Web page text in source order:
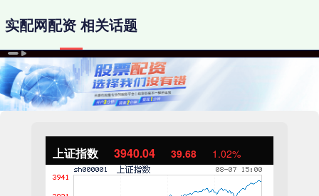
上证指数 3940.04 39.68 1.02%
实配网配资 相关话题